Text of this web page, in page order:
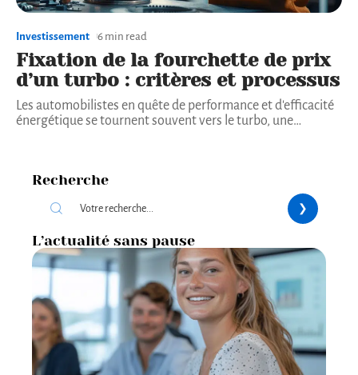
Investissement 6 min read
Fixation de la fourchette de prix
d’un turbo : critères et processus
Les automobilistes en quête de performance et d'efficacité
énergétique se tournent souvent vers le turbo, une…
Recherche
L’actualité sans pause